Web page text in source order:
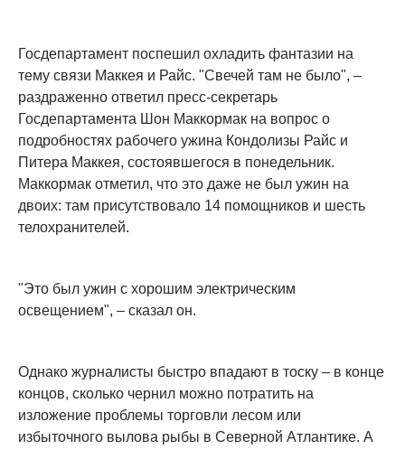
Госдепартамент поспешил охладить фантазии на
тему связи Маккея и Райс. "Свечей там не было", –
раздраженно ответил пресс-секретарь
Госдепартамента Шон Маккормак на вопрос о
подробностях рабочего ужина Кондолизы Райс и
Питера Маккея, состоявшегося в понедельник.
Маккормак отметил, что это даже не был ужин на
двоих: там присутствовало 14 помощников и шесть
телохранителей.
"Это был ужин с хорошим электрическим
освещением", – сказал он.
Однако журналисты быстро впадают в тоску – в конце
концов, сколько чернил можно потратить на
изложение проблемы торговли лесом или
избыточного вылова рыбы в Северной Атлантике. А